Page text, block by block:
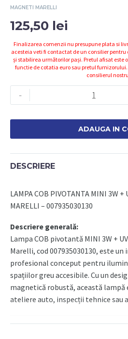
MAGNETI MARELLI
125,50 lei
Finalizarea comenzii nu presupune plata si
acesteia veti fi contactat de un consilier
și stabilirea următorilor pași. Pretul afisat este
functie de cotatia euro sau pretul
consilierul
-
Cantitate
007935030130
COB
PIVOTANTA
MINI
+
UV
MAGNETI
MARELLI
ADAUGA IN
DESCRIERE
LAMPA COB PIVOTANTA MINI 3W +
MARELLI – 007935030130
Descriere generală:
Lampa COB pivotantă MINI 3W +
Marelli, cod 007935030130, este
profesional conceput pentru
spațiilor greu accesibile. Cu un
magnetică robustă, această lampă
ateliere auto, inspecții tehnice sau